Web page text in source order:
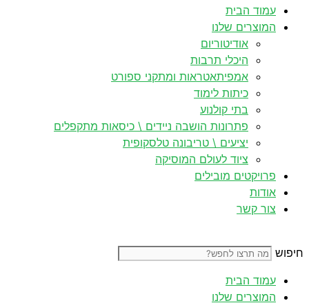
עמוד הבית
המוצרים שלנו
אודיטוריום
היכלי תרבות
אמפיתאטראות ומתקני ספורט
כיתות לימוד
בתי קולנוע
פתרונות הושבה ניידים \ כיסאות מתקפלים
יציעים \ טריבונה טלסקופית
ציוד לעולם המוסיקה
פרויקטים מובילים
אודות
צור קשר
חיפוש
עמוד הבית
המוצרים שלנו